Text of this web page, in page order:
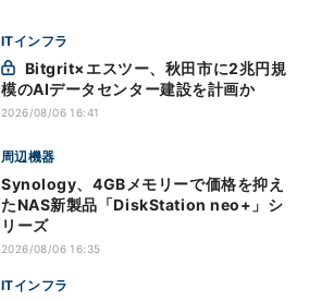
ITインフラ
模のAIデータセンター建設を計画か
2026/08/06 16:41
周辺機器
Synology、4GBメモリーで価格を抑え
たNAS新製品「DiskStation neo+」シ
リーズ
2026/08/06 16:35
ITインフラ